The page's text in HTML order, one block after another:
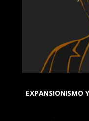
EXPANSIONISMO